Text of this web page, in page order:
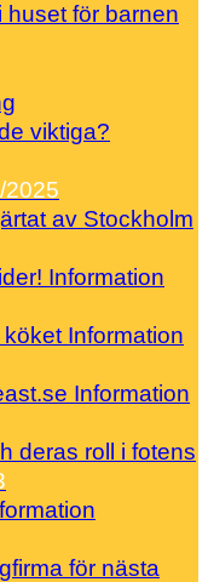
huset för barnen
viktiga?
2025
av Stockholm
Information
köket Information
Information
deras roll i fotens
för nästa